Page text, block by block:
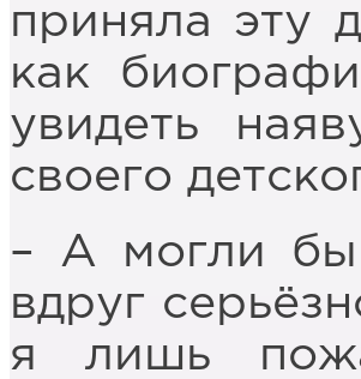
приняла эту
как
увидеть
своего
– А могли
вдруг
я лишь